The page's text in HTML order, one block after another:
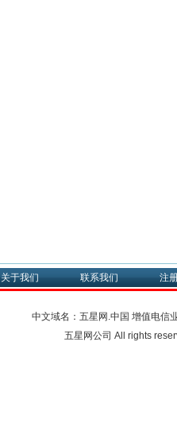
关于我们 联系我们 注
中文域名：五星网.中国 增值电信
五星网公司 All rights